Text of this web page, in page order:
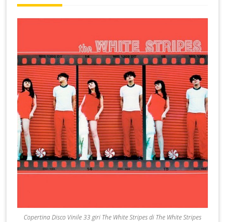
Copertina Disco Vinile 33 giri The White Stripes di The White Stripes